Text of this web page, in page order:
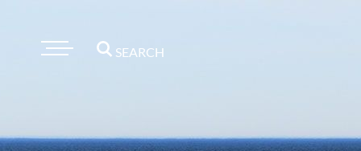
SEARCH